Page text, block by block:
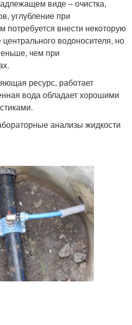
виде – очистка,
углубление при
потребуется внести некоторую
водоносителя, но
чем при
ресурс, работает
вода обладает хорошими
анализы жидкости